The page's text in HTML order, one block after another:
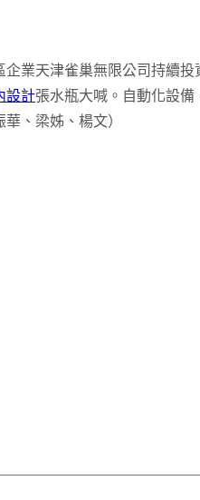
業天津雀巢無限公司持續
設計張水瓶大喊。自動化設
、梁姊、楊文）